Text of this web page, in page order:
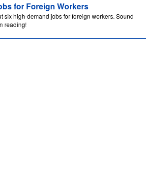
for Foreign Workers
six high-demand jobs for foreign workers. Sound
reading!